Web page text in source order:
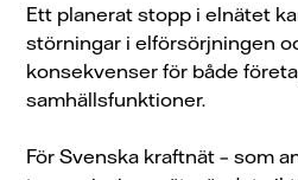
Ett planerat stopp i elnätet
störningar i elförsörjningen
konsekvenser för både
samhällsfunktioner.
För Svenska kraftnät – som